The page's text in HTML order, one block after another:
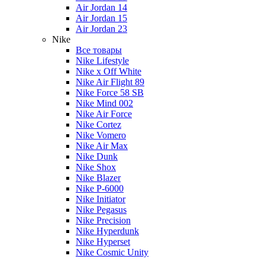
Air Jordan 14
Air Jordan 15
Air Jordan 23
Nike
Все товары
Nike Lifestyle
Nike x Off White
Nike Air Flight 89
Nike Force 58 SB
Nike Mind 002
Nike Air Force
Nike Cortez
Nike Vomero
Nike Air Max
Nike Dunk
Nike Shox
Nike Blazer
Nike P-6000
Nike Initiator
Nike Pegasus
Nike Precision
Nike Hyperdunk
Nike Hyperset
Nike Cosmic Unity